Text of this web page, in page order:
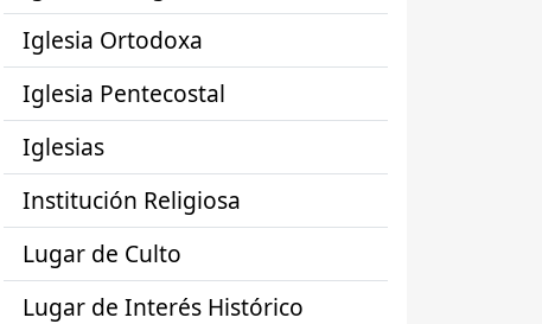
Iglesia Ortodoxa
Iglesia Pentecostal
Iglesias
Institución Religiosa
Lugar de Culto
Lugar de Interés Histórico